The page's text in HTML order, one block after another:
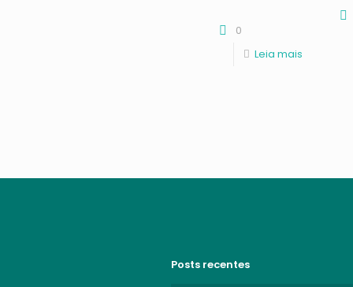
0
Leia mais
Posts recentes